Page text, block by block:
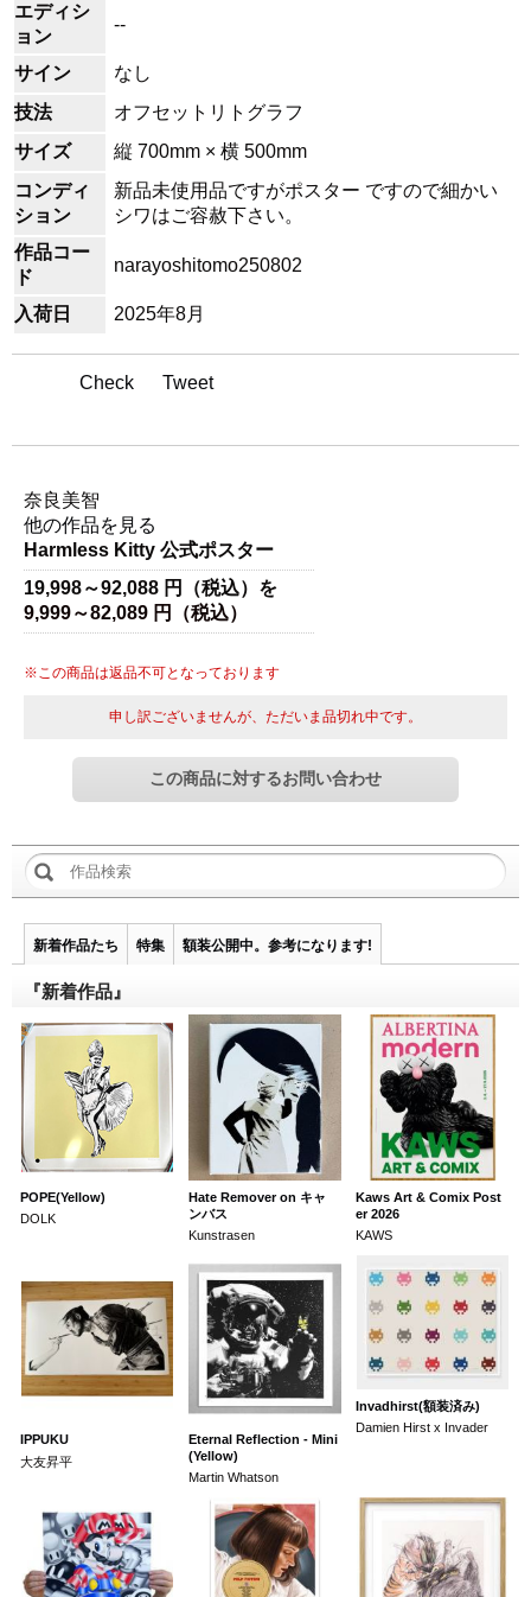
エディシ
ョン
--
サイン
なし
技法
オフセットリトグラフ
サイズ
縦 700mm × 横 500mm
コンディ
ション
新品未使用品ですがポスター ですので細かい
シワはご容赦下さい。
作品コー
ド
narayoshitomo250802
入荷日 2025年8月
Check Tweet
奈良美智
他の作品を見る
Harmless Kitty 公式ポスター
19,998～92,088 円（税込）を
9,999～82,089 円（税込）
※この商品は返品不可となっております
申し訳ございませんが、ただいま品切れ中です。
新着作品たち 特集 額装公開中。参考になります!
『新着作品』
POPE(Yellow)
DOLK
Hate Remover on キャ
ンバス
Kunstrasen
Kaws Art & Comix Post
er 2026
KAWS
IPPUKU
大友昇平
Eternal Reflection - Mini
(Yellow)
Martin Whatson
Invadhirst(額装済み)
Damien Hirst x Invader